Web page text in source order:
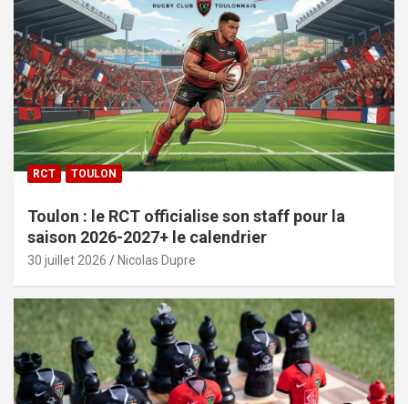
RCT TOULON
Toulon : le RCT officialise son staff pour la
saison 2026-2027+ le calendrier
30 juillet 2026 Nicolas Dupre